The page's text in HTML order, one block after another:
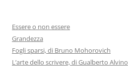
Essere o non essere
Grandezza
Fogli sparsi, di Bruno Mohorovich
L’arte dello scrivere, di Gualberto Alvino